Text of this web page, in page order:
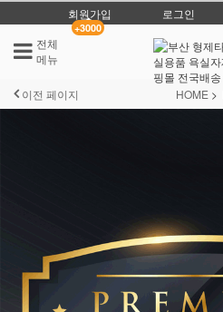
회원가입
+3000
로그인
전체
메뉴
이전 페이지 HOME